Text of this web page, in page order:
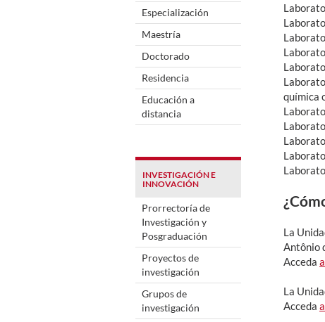
Especialización
Maestría
Doctorado
Residencia
Educación a
distancia
INVESTIGACIÓN E
INNOVACIÓN
Prorrectoría de
Investigación y
Posgraduación
Proyectos de
investigación
Grupos de
investigación
química
La
Antônio
Acceda
La
Acceda